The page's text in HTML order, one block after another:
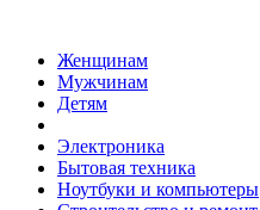
Женщинам
Мужчинам
Детям
Электроника
Бытовая техника
Ноутбуки и компьютеры